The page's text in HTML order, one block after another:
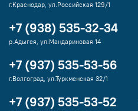
г.Краснодар, ул.Российская 129/1
+7 (938) 535-32-34
р.Адыгея, ул.Мандариновая 14
+7 (937) 535-53-56
г.Волгоград, ул.Туркменская 32/1
+7 (937) 535-53-52